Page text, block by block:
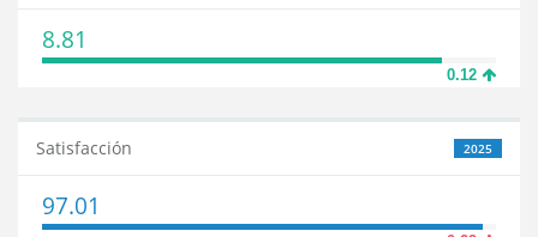
8.81
0.12
2025
Satisfacción
97.01